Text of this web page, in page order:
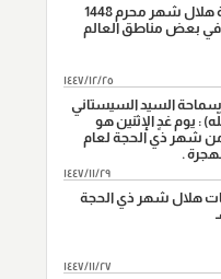
(11هـ)"
وضعية هلال شهر محرم 1448
بعض مناطق العالم
١٤٤٧/١٢/٢٥
السيد السيستاني
: يوم غدٍ الإثنين هو
شهر ذي الحجة لعام
١٤٤٧/١١/٢٩
هلال شهر ذي الحجة
١٤٤٧/١١/٢٧